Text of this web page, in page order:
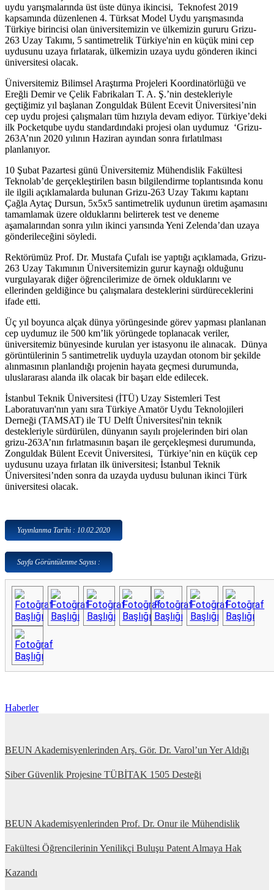
uydu yarışmalarında üst üste dünya ikincisi, Teknofest 2019
kapsamında düzenlenen 4. Türksat Model Uydu yarışmasında
Türkiye birincisi olan üniversitemizin ve ülkemizin gururu Grizu-
263 Uzay Takımı, 5 santimetrelik Türkiye'nin en küçük mini cep
uydusunu uzaya fırlatarak, ülkemizin uzaya uydu gönderen ikinci
üniversitesi olacak.
Üniversitemiz Bilimsel Araştırma Projeleri Koordinatörlüğü ve
Ereğli Demir ve Çelik Fabrikaları T. A. Ş.’nin destekleriyle
geçtiğimiz yıl başlanan Zonguldak Bülent Ecevit Üniversitesi’nin
cep uydu projesi çalışmaları tüm hızıyla devam ediyor. Türkiye’deki
ilk Pocketqube uydu standardındaki projesi olan uydumuz ‘Grizu-
263A’nın 2020 yılının Haziran ayından sonra fırlatılması
planlanıyor.
10 Şubat Pazartesi günü Üniversitemiz Mühendislik Fakültesi
Teknolab’de gerçekleştirilen basın bilgilendirme toplantısında konu
ile ilgili açıklamalarda bulunan Grizu-263 Uzay Takımı kaptanı
Çağla Aytaç Dursun, 5x5x5 santimetrelik uydunun üretim aşamasını
tamamlamak üzere olduklarını belirterek test ve deneme
aşamalarından sonra yılın ikinci yarısında Yeni Zelenda’dan uzaya
gönderileceğini söyledi.
Rektörümüz Prof. Dr. Mustafa Çufalı ise yaptığı açıklamada, Grizu-
263 Uzay Takımının Üniversitemizin gurur kaynağı olduğunu
vurgulayarak diğer öğrencilerimize de örnek olduklarını ve
ellerinden geldiğince bu çalışmalara desteklerini sürdüreceklerini
ifade etti.
Üç yıl boyunca alçak dünya yörüngesinde görev yapması planlanan
cep uydumuz ile 500 km’lik yörüngede toplanacak veriler,
üniversitemiz bünyesinde kurulan yer istasyonu ile alınacak. Dünya
görüntülerinin 5 santimetrelik uyduyla uzaydan otonom bir şekilde
alınmasının planlandığı projenin hayata geçmesi durumunda,
uluslararası alanda ilk olacak bir başarı elde edilecek.
İstanbul Teknik Üniversitesi (İTÜ) Uzay Sistemleri Test
Laboratuvarı'nın yanı sıra Türkiye Amatör Uydu Teknolojileri
Derneği (TAMSAT) ile TU Delft Üniversitesi'nin teknik
destekleriyle sürdürülen, dünyanın sayılı projelerinden biri olan
grizu-263A’nın fırlatmasının başarı ile gerçekleşmesi durumunda,
Zonguldak Bülent Ecevit Üniversitesi, Türkiye’nin en küçük cep
uydusunu uzaya fırlatan ilk üniversitesi; İstanbul Teknik
Üniversitesi’nden sonra da uzayda uydusu bulunan ikinci Türk
üniversitesi olacak.
Yayınlanma Tarihi : 10.02.2020
Sayfa Görüntülenme Sayısı :
Haberler
BEUN Akademisyenlerinden Arş. Gör. Dr. Varol’un Yer Aldığı
Siber Güvenlik Projesine TÜBİTAK 1505 Desteği
BEUN Akademisyenlerinden Prof. Dr. Onur ile Mühendislik
Fakültesi Öğrencilerinin Yenilikçi Buluşu Patent Almaya Hak
Kazandı